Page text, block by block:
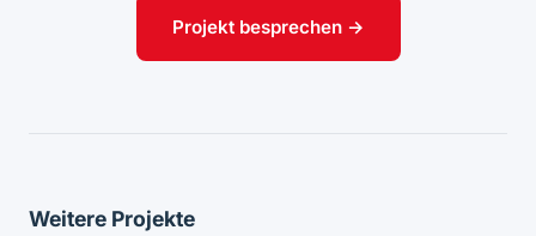
Projekt besprechen →
Weitere Projekte